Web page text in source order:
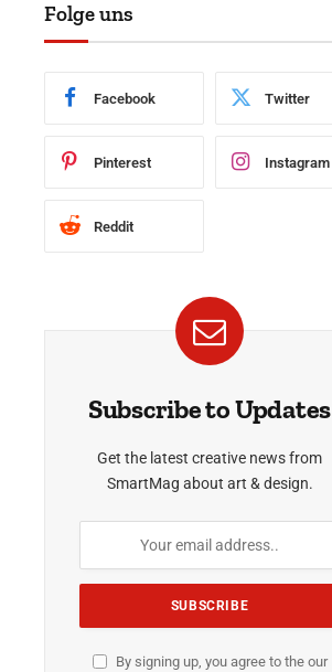
Folge uns
Facebook Twitter
Pinterest Instagram
Reddit
Subscribe to Updates
Get the latest creative news from
SmartMag about art & design.
By signing up, you agree to the our